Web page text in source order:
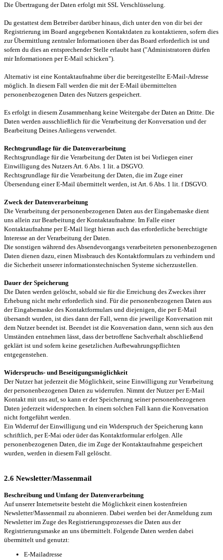
Die Übertragung der Daten erfolgt mit SSL Verschlüsselung.
Du gestattest dem Betreiber darüber hinaus, dich unter den von dir bei der
Registrierung im Board angegebenen Kontaktdaten zu kontaktieren, sofern dies
zur Übermittlung zentraler Informationen über das Board erforderlich ist und
sofern du dies an entsprechender Stelle erlaubt hast ("Administratoren dürfen
mir Informationen per E-Mail schicken").
Alternativ ist eine Kontaktaufnahme über die bereitgestellte E-Mail-Adresse
möglich. In diesem Fall werden die mit der E-Mail übermittelten
personenbezogenen Daten des Nutzers gespeichert.
Es erfolgt in diesem Zusammenhang keine Weitergabe der Daten an Dritte. Die
Daten werden ausschließlich für die Verarbeitung der Konversation und der
Bearbeitung Deines Anliegens verwendet.
Rechtsgrundlage für die Datenverarbeitung
Rechtsgrundlage für die Verarbeitung der Daten ist bei Vorliegen einer
Einwilligung des Nutzers Art. 6 Abs. 1 lit. a DSGVO.
Rechtsgrundlage für die Verarbeitung der Daten, die im Zuge einer
Übersendung einer E-Mail übermittelt werden, ist Art. 6 Abs. 1 lit. f DSGVO.
Zweck der Datenverarbeitung
Die Verarbeitung der personenbezogenen Daten aus der Eingabemaske dient
uns allein zur Bearbeitung der Kontaktaufnahme. Im Falle einer
Kontaktaufnahme per E-Mail liegt hieran auch das erforderliche berechtigte
Interesse an der Verarbeitung der Daten.
Die sonstigen während des Absendevorgangs verarbeiteten personenbezogenen
Daten dienen dazu, einen Missbrauch des Kontaktformulars zu verhindern und
die Sicherheit unserer informationstechnischen Systeme sicherzustellen.
Dauer der Speicherung
Die Daten werden gelöscht, sobald sie für die Erreichung des Zweckes ihrer
Erhebung nicht mehr erforderlich sind. Für die personenbezogenen Daten aus
der Eingabemaske des Kontaktformulars und diejenigen, die per E-Mail
übersandt wurden, ist dies dann der Fall, wenn die jeweilige Konversation mit
dem Nutzer beendet ist. Beendet ist die Konversation dann, wenn sich aus den
Umständen entnehmen lässt, dass der betroffene Sachverhalt abschließend
geklärt ist und sofern keine gesetzlichen Aufbewahrungspflichten
entgegenstehen.
Widerspruchs- und Beseitigungsmöglichkeit
Der Nutzer hat jederzeit die Möglichkeit, seine Einwilligung zur Verarbeitung
der personenbezogenen Daten zu widerrufen. Nimmt der Nutzer per E-Mail
Kontakt mit uns auf, so kann er der Speicherung seiner personenbezogenen
Daten jederzeit widersprechen. In einem solchen Fall kann die Konversation
nicht fortgeführt werden.
Ein Widerruf der Einwilligung und ein Widerspruch der Speicherung kann
schriftlich, per E-Mai oder üder das Kontaktformular erfolgen. Alle
personenbezogenen Daten, die im Zuge der Kontaktaufnahme gespeichert
wurden, werden in diesem Fall gelöscht.
2.6 Newsletter/Massenmail
Beschreibung und Umfang der Datenverarbeitung
Auf unserer Internetseite besteht die Möglichkeit einen kostenfreien
Newsletter/Massenmail zu abonnieren. Dabei werden bei der Anmeldung zum
Newsletter im Zuge des Registrierungsprozesses die Daten aus der
Registrierungsmaske an uns übermittelt. Folgende Daten werden dabei
übermittelt und genutzt:
E-Mailadresse